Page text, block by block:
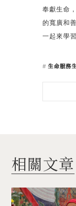
奉獻生命
的寬廣和
一起來學
生命服務
相關文章